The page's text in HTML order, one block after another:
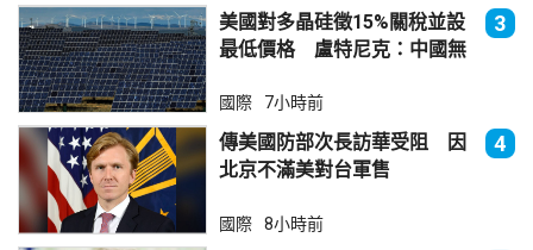
美國對多晶硅徵15%關稅並設
最低價格 盧特尼克：中國無
3
國際 7小時前
傳美國防部次長訪華受阻 因
北京不滿美對台軍售
4
國際 8小時前